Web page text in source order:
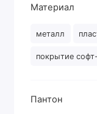
Материал
металл
покрытие
Пантон